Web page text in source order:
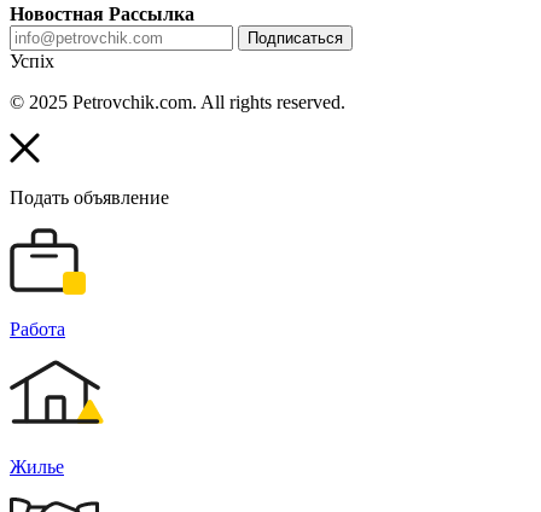
Новостная Рассылка
Подписаться
Успіх
© 2025 Petrovchik.com. All rights reserved.
Подать объявление
Работа
Жилье